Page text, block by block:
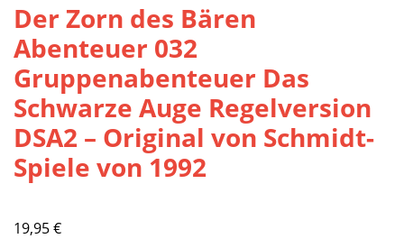
Der Zorn des Bären
Abenteuer 032
Gruppenabenteuer Das
Schwarze Auge Regelversion
DSA2 – Original von Schmidt-
Spiele von 1992
19,95€